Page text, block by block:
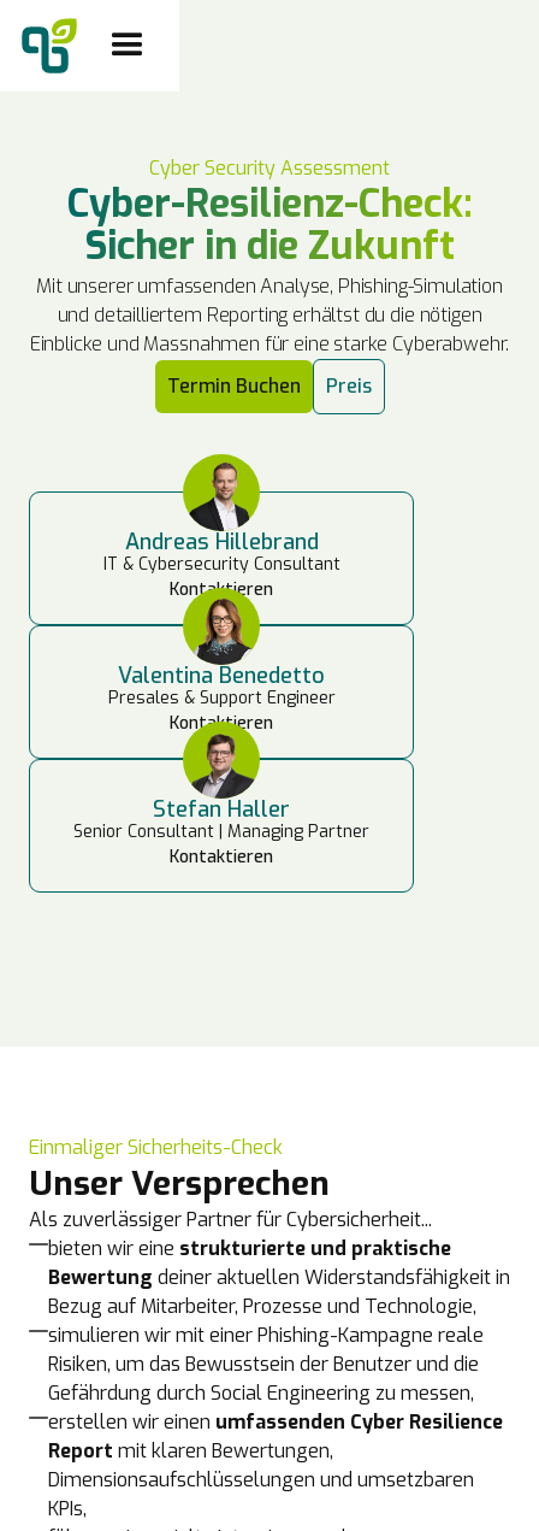
Cyber Security Assessment
Cyber-Resilienz-Check:
Sicher in die Zukunft
Mit unserer umfassenden Analyse, Phishing-Simulation
und detailliertem Reporting erhältst du die nötigen
Einblicke und Massnahmen für eine starke Cyberabwehr.
Termin Buchen
Preis
Andreas Hillebrand
IT & Cybersecurity Consultant
Kontaktieren
Valentina Benedetto
Presales & Support Engineer
Kontaktieren
Stefan Haller
Senior Consultant | Managing Partner
Kontaktieren
Einmaliger Sicherheits-Check
Unser Versprechen
Als zuverlässiger Partner für Cybersicherheit...
bieten wir eine strukturierte und praktische
Bewertung deiner aktuellen Widerstandsfähigkeit in
Bezug auf Mitarbeiter, Prozesse und Technologie,
simulieren wir mit einer Phishing-Kampagne reale
Risiken, um das Bewusstsein der Benutzer und die
Gefährdung durch Social Engineering zu messen,
erstellen wir einen umfassenden Cyber Resilience
Report mit klaren Bewertungen,
Dimensionsaufschlüsselungen und umsetzbaren
KPIs,